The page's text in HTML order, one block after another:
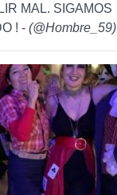
MAL. SIGAMOS
! - (@Hombre_59)